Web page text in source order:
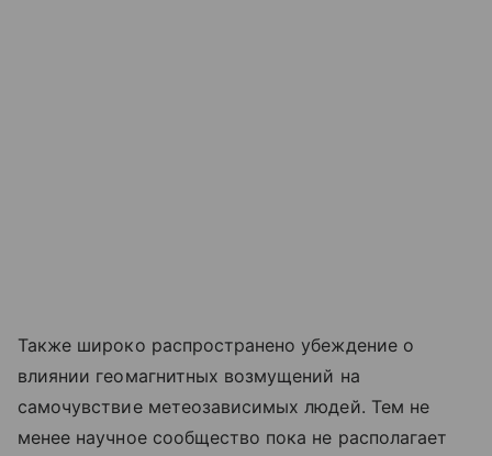
Также широко распространено убеждение о
влиянии геомагнитных возмущений на
самочувствие метеозависимых людей. Тем не
менее научное сообщество пока не располагает